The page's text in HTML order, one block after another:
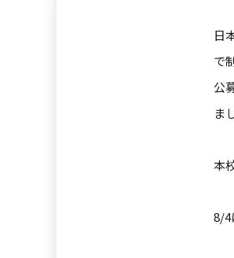
日
で
公
ま
本
8/4